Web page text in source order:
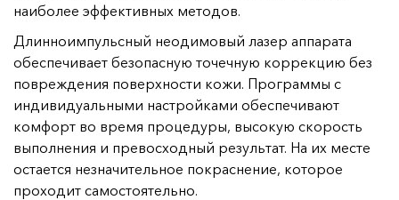
SMAS-лифтинг ПОПУЛЯРНО
Микроигольчатый RF термолифтинг НОВИНКА
HydraFacial ПОПУЛЯРНО
РФ лифтинг ПОПУЛЯРНО
Лазерное омоложение Clear Lift
Удаление сосудистых звёздочек
ПОПУЛЯРНО
AFT омоложение ПОПУЛЯРНО
наиболее эффективных методов.
Длинноимпульсный неодимовый лазер аппарата
обеспечивает безопасную точечную коррекцию без
повреждения поверхности кожи. Программы с
индивидуальными настройками обеспечивают
комфорт во время процедуры, высокую скорость
выполнения и превосходный результат. На их месте
остается незначительное покраснение, которое
проходит самостоятельно.